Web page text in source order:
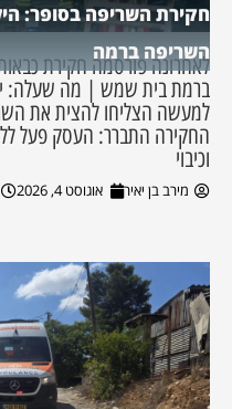
חקירת השריפה בסופר:
השריפה ברמה
לאחרונה פורסמה חקירת
ברמת בית שמש | מה שעלה:
למעשה הצליחו להצית את
החקירה התברר: העסק פעל
וכיבוי
מירב בן יאיר אוגוסט 4, 2026